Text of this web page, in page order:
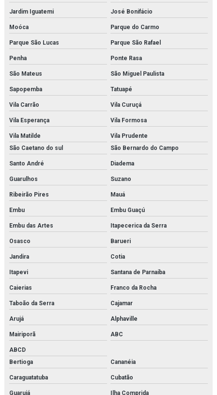
Modelo anatômico da orelha
Modelo anatômico da pele
Modelo anatômico do cérebro
Modelo anatômico do esqueleto (1700mm)
Modelo anatômico do sistema digestório
Modelo anatômico médico em são paulo
Modelo anatômico médico em sp
Modelo anatômico médico orçamento
Modelo anatômico médico para faculdades
Modelo anatômico para faculdades
Modelo anatômico para fins didáticos
Modelo molecular
Simulador de medicina
Simulador de parto
Simulador de parto normal
Simulador de parto normal com sistema de manivela
Simulador de pele para sutura
Jardim Iguatemi José Bonifácio
Moóca Parque do Carmo
Parque São Lucas Parque São Rafael
Penha Ponte Rasa
São Mateus São Miguel Paulista
Sapopemba Tatuapé
Vila Carrão Vila Curuçá
Vila Esperança Vila Formosa
Vila Matilde
Vila Prudente
São Caetano do sul
São Bernardo do Campo
Santo André Diadema
Guarulhos Suzano
Ribeirão Pires Mauá
Embu Embu Guaçú
Embu das Artes Itapecerica da Serra
Osasco Barueri
Jandira Cotia
Itapevi Santana de Parnaíba
Caierias Franco da Rocha
Taboão da Serra Cajamar
Arujá Alphaville
Mairiporã ABC
ABCD
Bertioga
Cananéia
Caraguatatuba Cubatão
Guarujá Ilha Comprida